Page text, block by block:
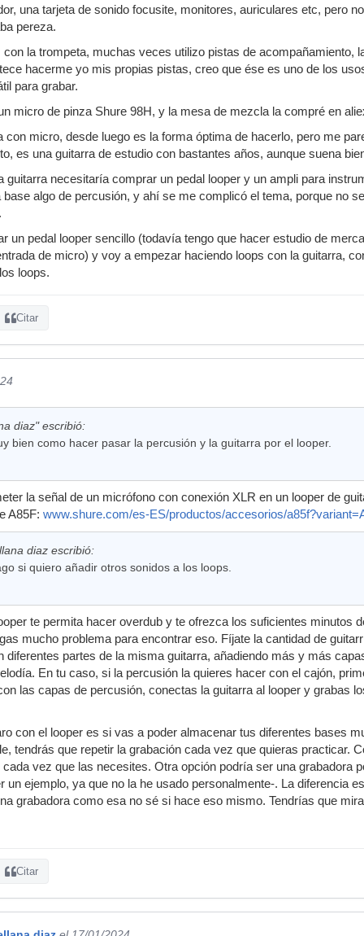
una tarjeta de sonido focusite, monitores, auriculares etc, pero
pereza.
la trompeta, muchas veces utilizo pistas de acompañamiento,
hacerme yo mis propias pistas, creo que ése es uno de los
para grabar.
micro de pinza Shure 98H, y la mesa de mezcla la compré en
con micro, desde luego es la forma óptima de hacerlo, pero me
es una guitarra de estudio con bastantes años, aunque suena
guitarra necesitaría comprar un pedal looper y un ampli para
algo de percusión, y ahí se me complicó el tema, porque no
un pedal looper sencillo (todavía tengo que hacer estudio de
de micro) y voy a empezar haciendo loops con la guitarra,
loops.
Citar
diaz" escribió:
bien como hacer pasar la percusión y la guitarra por el looper.
la señal de un micrófono con conexión XLR en un looper de
A85F: www.shure.com/es-ES/productos/accesorios/
diaz escribió:
si quiero añadir otros sonidos a los loops.
te permita hacer overdub y te ofrezca los suficientes minutos
mucho problema para encontrar eso. Fíjate la cantidad de
diferentes partes de la misma guitarra, añadiendo más y más
En tu caso, si la percusión la quieres hacer con el cajón,
las capas de percusión, conectas la guitarra al looper y grabas
con el looper es si vas a poder almacenar tus diferentes bases
tendrás que repetir la grabación cada vez que quieras practicar.
vez que las necesites. Otra opción podría ser una grabadora
un ejemplo, ya que no la he usado personalmente-. La diferencia
grabadora como esa no sé si hace eso mismo. Tendrías que
Citar